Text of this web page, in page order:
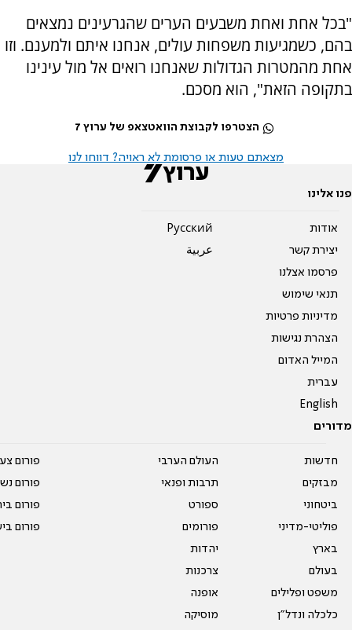
"בכל אחת ואחת משבעים הערים שהגרעינים נמצאים
בהם, כשמגיעות משפחות עולים, אנחנו איתם ולמענם. וזו
אחת מהמטרות הגדולות שאנחנו רואים אל מול עינינו
בתקופה הזאת", הוא מסכם.
הצטרפו לקבוצת הוואטצאפ של ערוץ 7
מצאתם טעות או פרסומת לא ראויה? דווחו לנו
פנו אלינו
אודות
יצירת קשר
פרסמו אצלנו
תנאי שימוש
מדיניות פרטיות
הצהרת נגישות
המייל האדום
עברית
English
Pусский
عربية
מדורים
חדשות
מבזקים
ביטחוני
פוליטי-מדיני
בארץ
בעולם
משפט ופלילים
כלכלה ונדל"ן
העולם הערבי
תרבות ופנאי
ספורט
פורומים
יהדות
צרכנות
אופנה
מוסיקה
פורום
פורום
פורום
פורום